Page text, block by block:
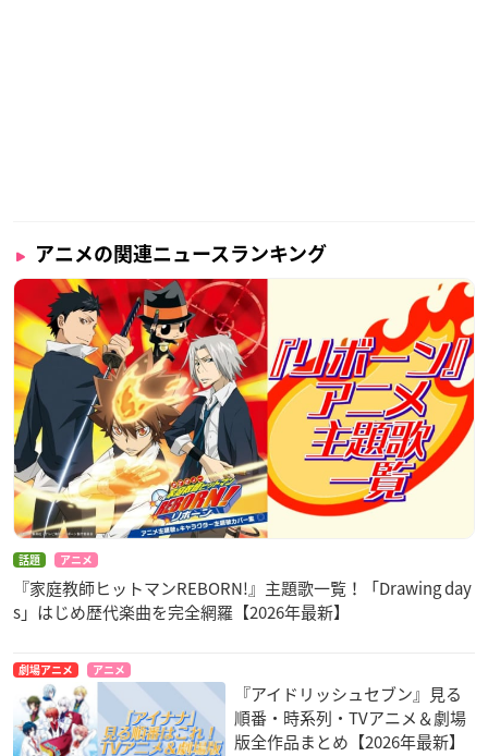
アニメの関連ニュースランキング
話題 アニメ
『家庭教師ヒットマンREBORN!』主題歌一覧！「Drawing day
s」はじめ歴代楽曲を完全網羅【2026年最新】
劇場アニメ アニメ
『アイドリッシュセブン』見る
順番・時系列・TVアニメ＆劇場
版全作品まとめ【2026年最新】